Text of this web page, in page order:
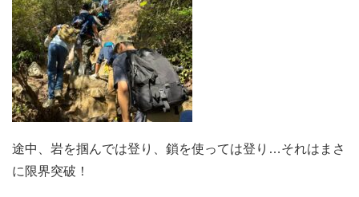
途中、岩を掴んでは登り、鎖を使っては登り…それはまさ
に限界突破！